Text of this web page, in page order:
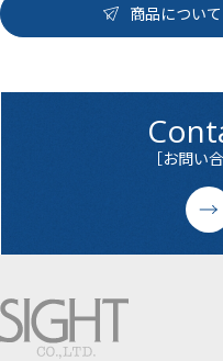
商品につい
［お問い